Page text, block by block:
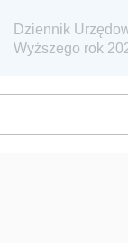
Dziennik
Wyższego rok